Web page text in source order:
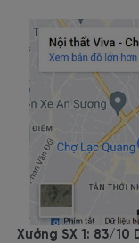
Xưởng SX 1: 83/10